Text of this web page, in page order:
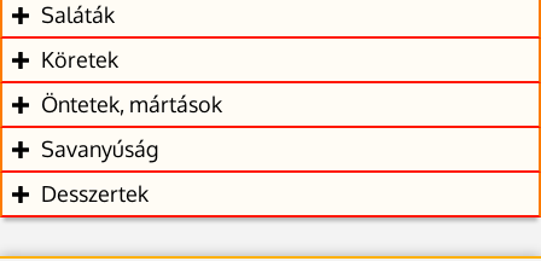
Saláták
Köretek
Öntetek, mártások
Savanyúság
Desszertek